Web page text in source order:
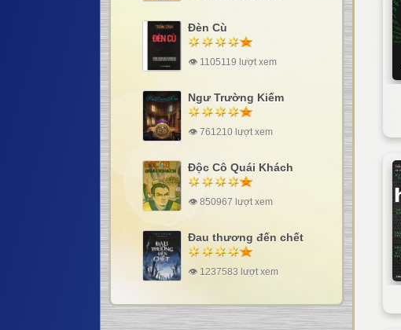
Đèn Cù
👁 1105119 lượt xem
Ngư Trường Kiếm
👁 761210 lượt xem
Độc Cô Quái Khách
👁 850967 lượt xem
Đau thương đến chết
👁 1237583 lượt xem